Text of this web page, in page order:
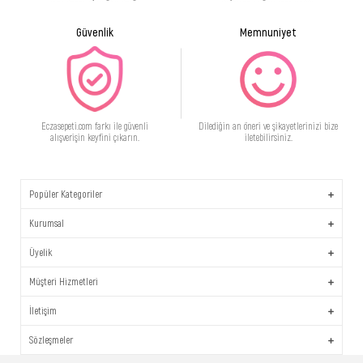
Güvenlik
Eczasepeti.com farkı ile güvenli
alışverişin keyfini çıkarın.
Memnuniyet
Dilediğin an öneri ve şikayetlerinizi bize
iletebilirsiniz.
Popüler Kategoriler
Kurumsal
Üyelik
Müşteri Hizmetleri
İletişim
Sözleşmeler